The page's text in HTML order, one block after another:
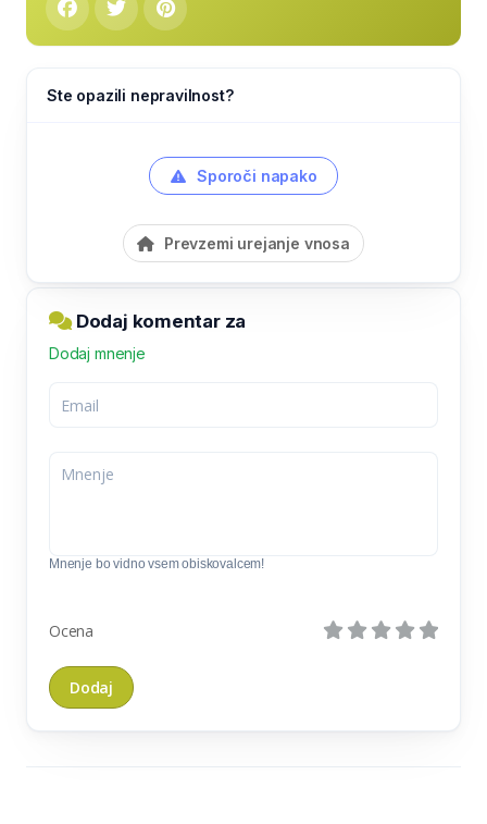
Ste opazili nepravilnost?
Sporoči napako
Prevzemi urejanje vnosa
Dodaj komentar za
Dodaj mnenje
Mnenje bo vidno vsem obiskovalcem!
Ocena